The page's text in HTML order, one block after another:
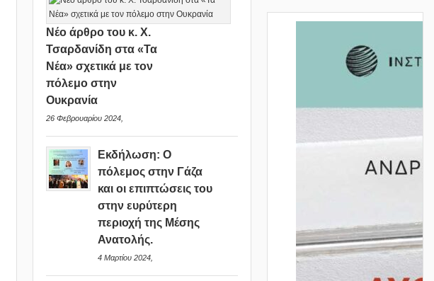
Νέο άρθρο του κ. Χ.
Τσαρδανίδη στα «Τα
Νέα» σχετικά με τον
πόλεμο στην
Ουκρανία
26 Φεβρουαρίου 2024,
Εκδήλωση: Ο
πόλεμος στην Γάζα
και οι επιπτώσεις του
στην ευρύτερη
περιοχή της Μέσης
Ανατολής.
4 Μαρτίου 2024,